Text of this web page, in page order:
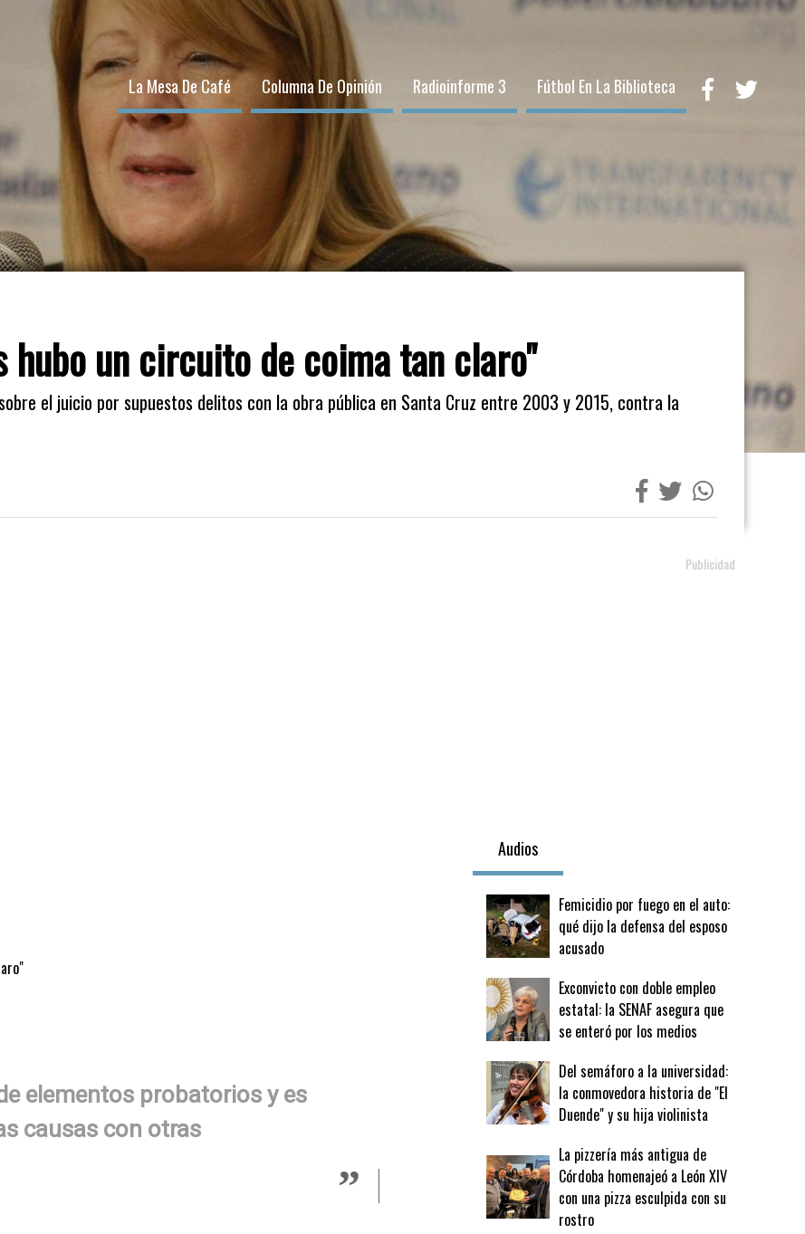
La Mesa De Café Columna De Opinión Radioinforme 3 Fútbol En La Biblioteca
hubo un circuito de coima tan claro"
el juicio por supuestos delitos con la obra pública en Santa Cruz entre 2003 y 2015, contra la
elementos probatorios y es
causas con otras
Audios
Femicidio por fuego en el auto:
qué dijo la defensa del esposo
acusado
Exconvicto con doble empleo
estatal: la SENAF asegura que
se enteró por los medios
Del semáforo a la universidad:
la conmovedora historia de "El
Duende" y su hija violinista
La pizzería más antigua de
Córdoba homenajeó a León XIV
con una pizza esculpida con su
rostro